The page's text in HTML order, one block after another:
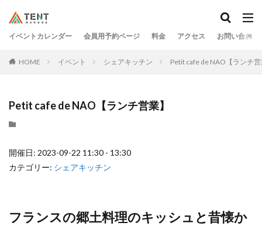
イベントカレンダー 会員用予約ページ 料金 アクセス お問い合わせ
HOME イベント シェアキッチン Petit cafe de NAO【ランチ
Petit cafe de NAO【ランチ営業】
開催日: 2023-09-22 11:30 - 13:30
カテゴリー: シェアキッチン
フランスの郷土料理のキッシュと昔懐か